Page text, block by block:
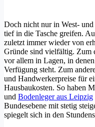
Doch nicht nur in West- und
tief in die Tasche greifen.
zuletzt immer wieder von
Gründe sind vielfältig. Zum
vor allem in Lagen, in
Verfügung steht. Zum
und Handwerkerpreise für
Hausbaukosten. So haben
und Bodenleger aus Leipzig
Bundesebene mit stetig
spiegelt sich in den